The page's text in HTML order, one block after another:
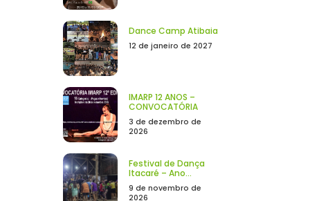
Dance Camp Atibaia
12 de janeiro de 2027
IMARP 12 ANOS –
CONVOCATÓRIA
3 de dezembro de
2026
Festival de Dança
Itacaré – Ano...
9 de novembro de
2026